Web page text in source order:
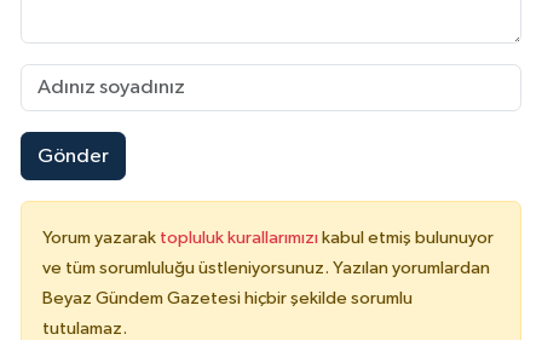
Gönder
Yorum yazarak topluluk kurallarımızı kabul etmiş bulunuyor
ve tüm sorumluluğu üstleniyorsunuz. Yazılan yorumlardan
Beyaz Gündem Gazetesi hiçbir şekilde sorumlu
tutulamaz.